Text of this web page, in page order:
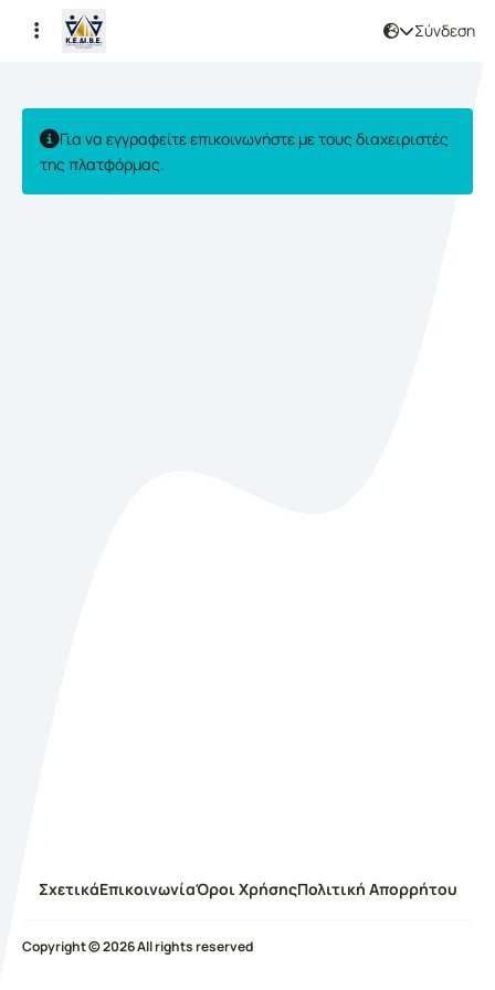
Σύνδεση
Εγγραφή
Για να εγγραφείτε επικοινωνήστε με τους διαχειριστές
της πλατφόρμας.
ΣχετικάΕπικοινωνίαΌροι ΧρήσηςΠολιτική Απορρήτου
Copyright © 2026 All rights reserved